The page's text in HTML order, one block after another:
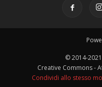
© 2014-
Creative Commons -
Condividi allo stesso